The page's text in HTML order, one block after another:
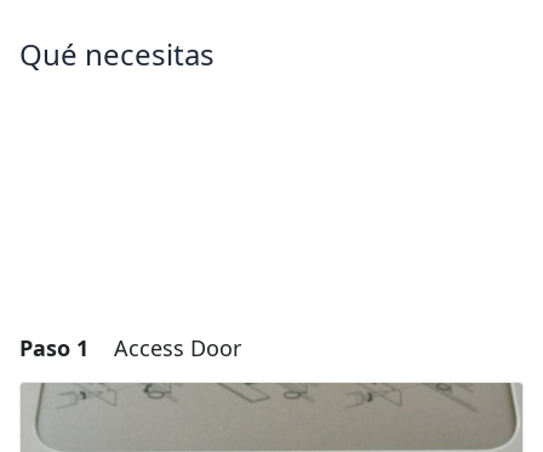
Qué necesitas
Paso 1 Access Door